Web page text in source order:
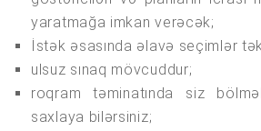
yaratmağa imkan verəcək;
İstək əsasında əlavə seçimlər
ulsuz sınaq mövcuddur;
roqram təminatında siz
saxlaya bilərsiniz;